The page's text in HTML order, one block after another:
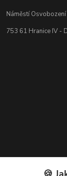
Náměstí
753 61 Hranice IV -
Kontakty